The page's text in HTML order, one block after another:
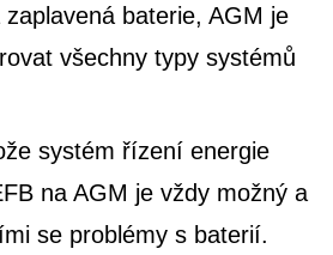
baterie, AGM je
všechny typy systémů
systém řízení energie
na AGM je vždy možný a
se problémy s baterií.